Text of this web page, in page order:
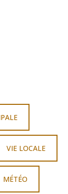
VIE LOCALE
MÉTÉO